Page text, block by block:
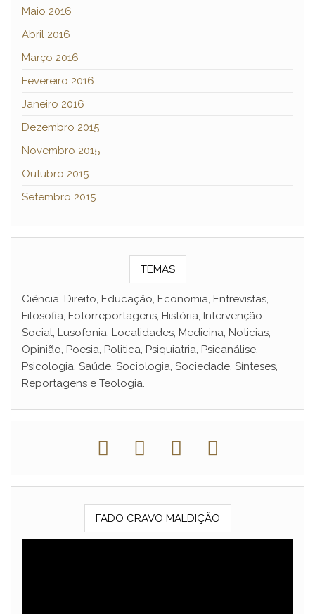
Maio 2016
Abril 2016
Março 2016
Fevereiro 2016
Janeiro 2016
Dezembro 2015
Novembro 2015
Outubro 2015
Setembro 2015
TEMAS
Ciência, Direito, Educação, Economia, Entrevistas,
Filosofia, Fotorreportagens, História, Intervenção
Social, Lusofonia, Localidades, Medicina, Noticias,
Opinião, Poesia, Politica, Psiquiatria, Psicanálise,
Psicologia, Saúde, Sociologia, Sociedade, Sínteses,
Reportagens e Teologia.
FADO CRAVO MALDIÇÃO